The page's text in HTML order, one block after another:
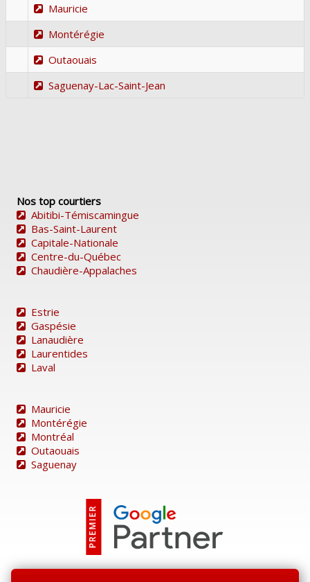
Mauricie
Montérégie
Outaouais
Saguenay-Lac-Saint-Jean
Nos top courtiers
Abitibi-Témiscamingue
Bas-Saint-Laurent
Capitale-Nationale
Centre-du-Québec
Chaudière-Appalaches
Estrie
Gaspésie
Lanaudière
Laurentides
Laval
Mauricie
Montérégie
Montréal
Outaouais
Saguenay